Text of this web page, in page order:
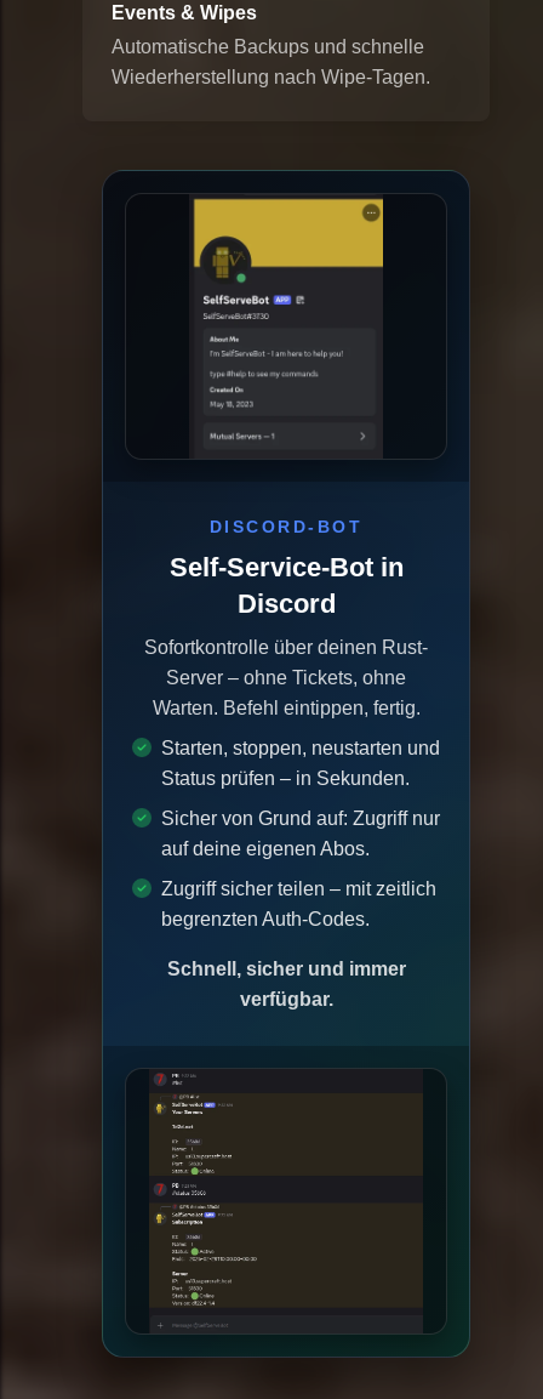
Events & Wipes
Automatische Backups und schnelle
Wiederherstellung nach Wipe-Tagen.
DISCORD-BOT
Self-Service-Bot in
Discord
Sofortkontrolle über deinen Rust-
Server – ohne Tickets, ohne
Warten. Befehl eintippen, fertig.
Starten, stoppen, neustarten und
Status prüfen – in Sekunden.
Sicher von Grund auf: Zugriff nur
auf deine eigenen Abos.
Zugriff sicher teilen – mit zeitlich
begrenzten Auth-Codes.
Schnell, sicher und immer
verfügbar.